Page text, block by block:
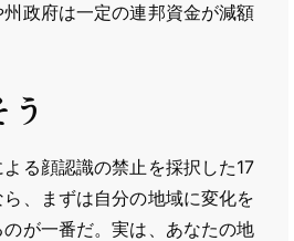
政府は一定の連邦資金が減額
る顔認識の禁止を採択した17
、まずは自分の地域に変化を
が一番だ。実は、あなたの地